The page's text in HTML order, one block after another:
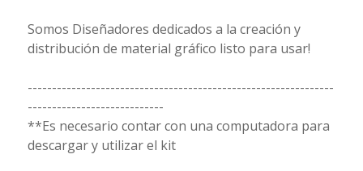
Somos Diseñadores dedicados a la creación y
distribución de material gráfico listo para usar!
---------------------------------------------------------------
----------------------------
**Es necesario contar con una computadora para
descargar y utilizar el kit